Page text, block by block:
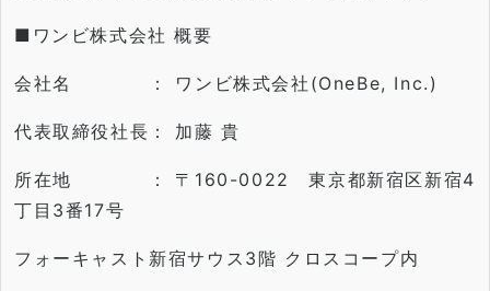
■ワンビ株式会社 概要
会社名 ： ワンビ株式会社(OneBe, Inc.)
代表取締役社長： 加藤 貴
所在地 ： 〒160-0022 東京都新宿区新宿4
丁目3番17号
フォーキャスト新宿サウス3階 クロスコープ内